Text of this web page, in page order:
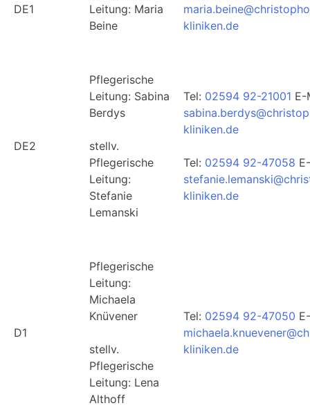
DE1
Leitung: Maria
Beine
kliniken.de
DE2
Pflegerische
Leitung: Sabina
Berdys
stellv.
Pflegerische
Leitung:
Stefanie
Lemanski
Tel: 02594 92-21001 E-
kliniken.de
Tel: 02594 92-47058
kliniken.de
D1
Pflegerische
Leitung:
Michaela
Knüvener
stellv.
Pflegerische
Leitung: Lena
Althoff
Tel: 02594 92-47050
kliniken.de